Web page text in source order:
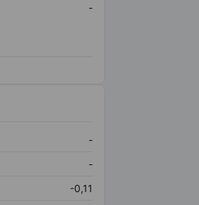
-
-
-
-0,11